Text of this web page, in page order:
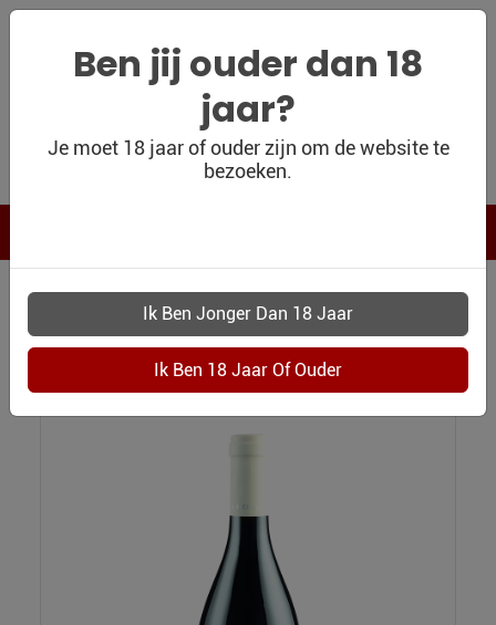
WIJNSHOP
WIJN BLOG
WIJN OUTLET
PERSOONLIJK-
WIJN-
KADOBON
Ben jij ouder dan 18
jaar?
Je moet 18 jaar of ouder zijn om de website te
bezoeken.
7426 BIDOLI LE ALTE SAUVIGNON BLANC
Bidoli Le Alte Sauvignon Blanc